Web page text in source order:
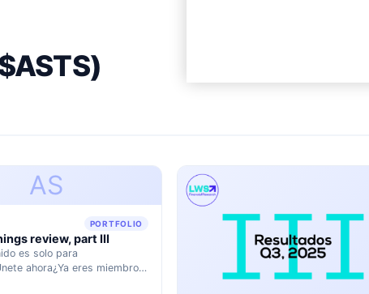
AS
PORTFOLIO
review, part III
es solo para
ahora¿Ya eres miembro?